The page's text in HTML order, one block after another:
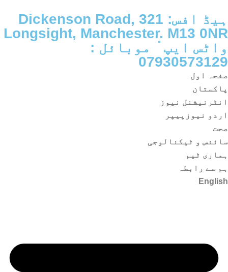
ہیڈ افس: 321 Dickenson Road,
Longsight, Manchester. M13 0NR
واٹس ایپ ْ موبائل :
07930573129
صفحہ اول
پاکستان
انٹرنیشنل نیوز
اردو نیوزپیپر
صحت
سائنس و ٹیکنالوجی
ہماری ٹیم
ہم سے رابطہ
English